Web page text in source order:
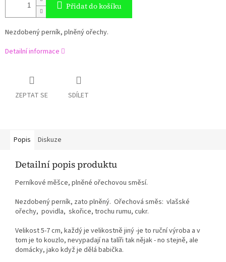
Přidat do košíku
Nezdobený perník, plněný ořechy.
Detailní informace
ZEPTAT SE SDÍLET
Popis Diskuze
Detailní popis produktu
Perníkové měšce, plněné ořechovou směsí.
Nezdobený perník, zato plněný. Ořechová směs: vlašské
ořechy, povidla, skořice, trochu rumu, cukr.
Velikost 5-7 cm, každý je velikostně jiný -je to ruční výroba a v
tom je to kouzlo, nevypadají na talíři tak nějak - no stejně, ale
domácky, jako když je dělá babička.